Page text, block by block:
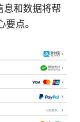
息和数据将帮
点。